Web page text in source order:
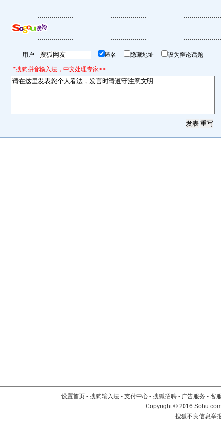
用户： 匿名 隐藏地址 设为辩论话题
*搜狗拼音输入法，中文处理专家>>
设置首页 - 搜狗输入法 - 支付中心 - 搜狐招聘 - 广告服务 - 客
Copyright©2016
搜狐不良信息举